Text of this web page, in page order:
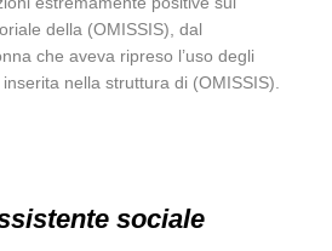
della (OMISSIS), dal
che aveva ripreso l’uso degli
nella struttura di (OMISSIS).
sociale